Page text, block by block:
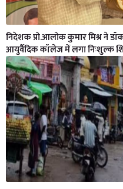
निदेशक प्रो.आलोक कुमार मिश्र ने
आयुर्वैदिक कॉलेज में लगा निःशुल्क